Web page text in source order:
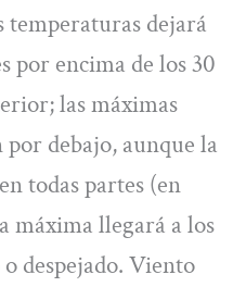
temperaturas dejará
por encima de los 30
las máximas
debajo, aunque la
todas partes (en
máxima llegará a los
despejado. Viento